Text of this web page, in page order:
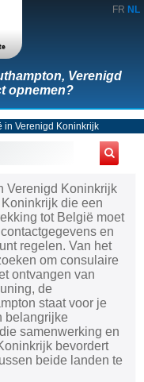
FR NL
Verenigd
opnemen?
in Verenigd Koninkrijk
Verenigd Koninkrijk
die een
tot België moet
en
regelen. Van het
om consulaire
ontvangen van
de
staat voor je
belangrijke
samenwerking en
bevordert
beide landen te